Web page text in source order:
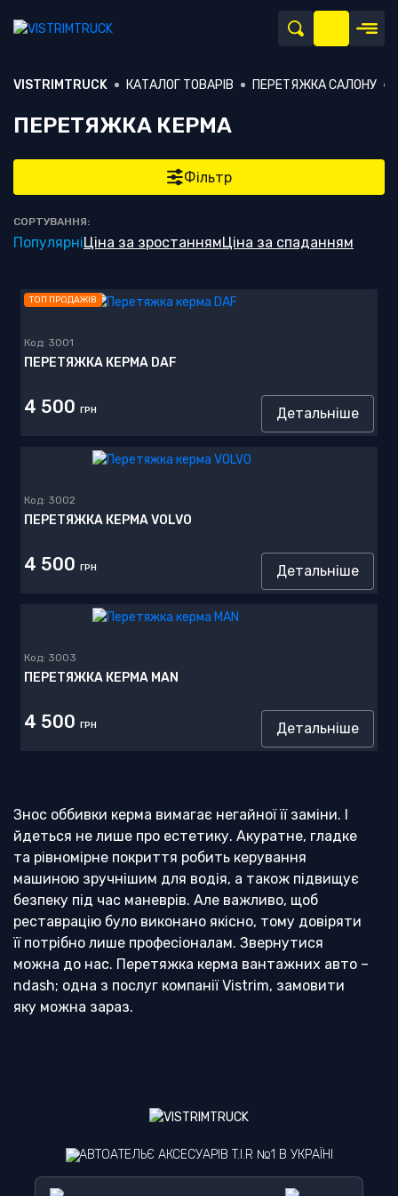
VISTRIMTRUCK КАТАЛОГ ТОВАРІВ ПЕРЕТЯЖКА САЛОНУ
ПЕРЕТЯЖКА КЕРМА
Фільтр
СОРТУВАННЯ:
ПопулярніЦіна за зростаннямЦіна за спаданням
ТОП ПРОДАЖІВ
Код: 3001
ПЕРЕТЯЖКА КЕРМА DAF
4 500 ГРН Детальніше
Код: 3002
ПЕРЕТЯЖКА КЕРМА VOLVO
4 500 ГРН Детальніше
Код: 3003
ПЕРЕТЯЖКА КЕРМА MAN
4 500 ГРН Детальніше
Знос оббивки керма вимагає негайної її заміни. І
йдеться не лише про естетику. Акуратне, гладке
та рівномірне покриття робить керування
машиною зручнішим для водія, а також підвищує
безпеку під час маневрів. Але важливо, щоб
реставрацію було виконано якісно, ​​тому довіряти
її потрібно лише професіоналам. Звернутися
можна до нас. Перетяжка керма вантажних авто –
ndash; одна з послуг компанії Vistrim, замовити
яку можна зараз.
компанії-перевізника. Доглянуті фури викликають
більше довіри та лояльності у клієнтів, чому
частіше вирушають у рейс. І навіть якщо
оздоблення салону свіже, то зношена оббивка
АВТОАТЕЛЬЄ АКСЕСУАРІВ T.I.R №1 В УКРАЇНІ